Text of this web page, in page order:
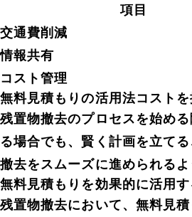
項目
交通費削減
情報共有
コスト管理
無料見積もりの活用法コスト
残置物撤去のプロセスを始め
る場合でも、賢く計画を立て
撤去をスムーズに進められるよ
無料見積もりを効果的に活用
残置物撤去において、無料見